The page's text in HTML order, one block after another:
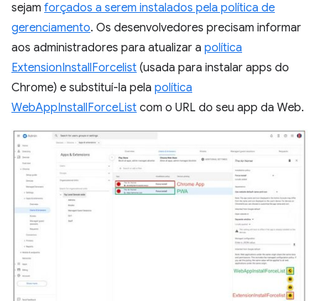
sejam forçados a serem instalados pela política de
gerenciamento. Os desenvolvedores precisam informar
aos administradores para atualizar a política
ExtensionInstallForcelist (usada para instalar apps do
Chrome) e substituí-la pela política
WebAppInstallForceList com o URL do seu app da Web.